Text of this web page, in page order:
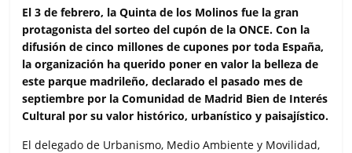
c
e
b
o
o
k
i
t
t
e
a
t
s
A
p
a
i
l
m
p
a
r
t
i
r
El 3 de febrero, la Quinta de los Molinos fue la gran
protagonista del sorteo del cupón de la ONCE. Con la
difusión de cinco millones de cupones por toda España,
la organización ha querido poner en valor la belleza de
este parque madrileño, declarado el pasado mes de
septiembre por la Comunidad de Madrid Bien de Interés
Cultural por su valor histórico, urbanístico y paisajístico.
El delegado de Urbanismo, Medio Ambiente y Movilidad,